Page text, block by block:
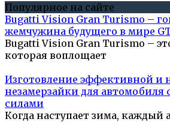
Популярное на сайте
Bugatti Vision Gran Turismo –
жемчужина будущего в мире
Bugatti Vision Gran Turismo –
которая воплощает
Изготовление эффективной и
незамерзайки для
силами
Когда наступает зима, каждый